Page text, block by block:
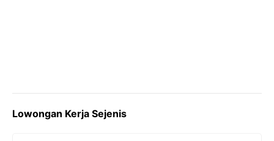
Lowongan Kerja Sejenis